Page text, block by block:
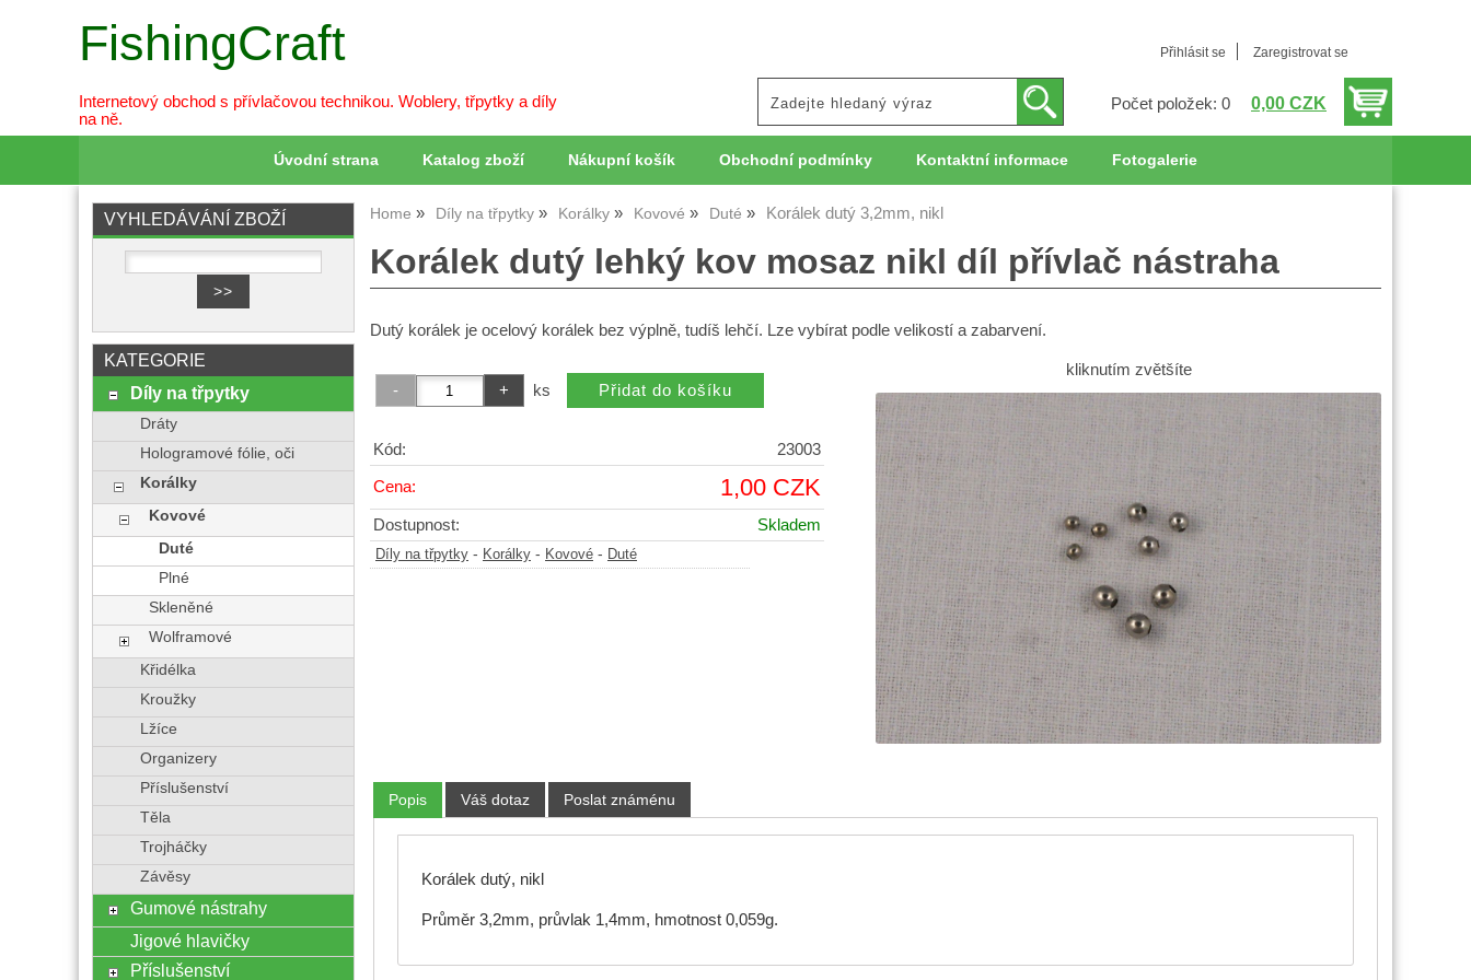
Přihlásit se Zaregistrovat se
Počet položek: 0 0,00 CZK
FishingCraft
Internetový obchod s přívlačovou technikou. Woblery, třpytky a díly
na ně.
Úvodní strana Katalog zboží Nákupní košík Obchodní podmínky Kontaktní informace Fotogalerie
Home Díly na třpytky Korálky Kovové Duté Korálek dutý 3,2mm, nikl
Korálek dutý lehký kov mosaz nikl díl přívlač nástraha
Dutý korálek je ocelový korálek bez výplně, tudíš lehčí. Lze vybírat podle velikostí a zabarvení.
kliknutím zvětšíte
ks
Kód: 23003
Cena: 1,00 CZK
Dostupnost: Skladem
Díly na třpytky - Korálky - Kovové - Duté
Popis Váš dotaz Poslat známénu
Korálek dutý, nikl
Průměr 3,2mm, průvlak 1,4mm, hmotnost 0,059g.
VYHLEDÁVÁNÍ ZBOŽÍ
KATEGORIE
Díly na třpytky
Dráty
Hologramové fólie, oči
Korálky
Kovové
Duté
Plné
Skleněné
Wolframové
Křidélka
Kroužky
Lžíce
Organizery
Příslušenství
Těla
Trojháčky
Závěsy
Gumové nástrahy
Jigové hlavičky
Příslušenství